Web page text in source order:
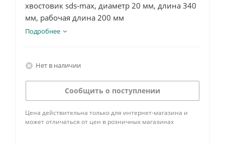
хвостовик sds-max, диаметр 20 мм, длина 340
мм, рабочая длина 200 мм
Подробнее
Нет в наличии
Сообщить о поступлении
Цена действительна только для интернет-магазина и
может отличаться от цен в розничных магазинах